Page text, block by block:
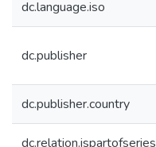
dc.language.iso
dc.publisher
dc.publisher.country
dc.relation.ispartofseries